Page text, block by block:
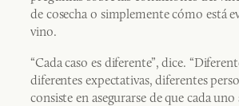
de cosecha o simplemente cómo está
vino.
“Cada caso es diferente”, dice.
diferentes expectativas, diferentes
consiste en asegurarse de que cada